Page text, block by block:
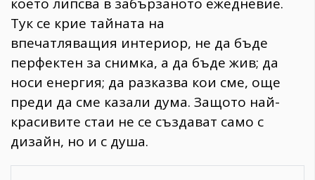
Тук се крие тайната на
впечатляващия интериор, не да бъде
перфектен за снимка, а да бъде жив; да
носи енергия; да разказва кои сме, още
преди да сме казали дума. Защото най-
красивите стаи не се създават само с
дизайн, но и с душа.